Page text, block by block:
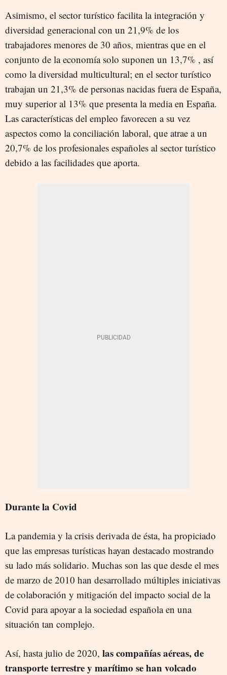
Asimismo, el sector turístico facilita la integración y
diversidad generacional con un 21,9% de los
trabajadores menores de 30 años, mientras que en el
conjunto de la economía solo suponen un 13,7% , así
como la diversidad multicultural; en el sector turístico
trabajan un 21,3% de personas nacidas fuera de España,
muy superior al 13% que presenta la media en España.
Las características del empleo favorecen a su vez
aspectos como la conciliación laboral, que atrae a un
20,7% de los profesionales españoles al sector turístico
debido a las facilidades que aporta.
Durante la Covid
La pandemia y la crisis derivada de ésta, ha propiciado
que las empresas turísticas hayan destacado mostrando
su lado más solidario. Muchas son las que desde el mes
de marzo de 2010 han desarrollado múltiples iniciativas
de colaboración y mitigación del impacto social de la
Covid para apoyar a la sociedad española en una
situación tan complejo.
Así, hasta julio de 2020, las compañías aéreas, de
transporte terrestre y marítimo se han volcado